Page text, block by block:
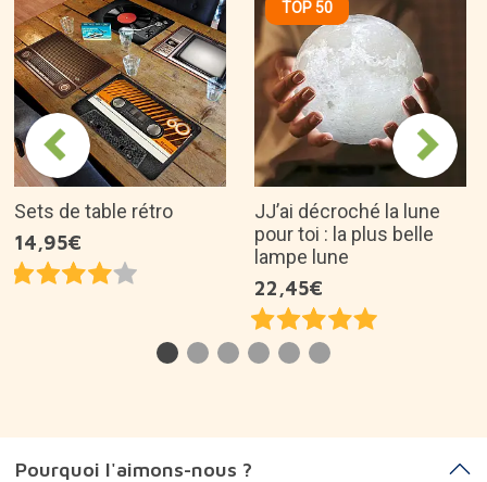
Sets de table rétro
14,95€
TOP 50
JJ’ai décroché la lune
pour toi : la plus belle
lampe lune
22,45€
Pourquoi l'aimons-nous ?